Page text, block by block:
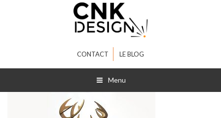
CONTACT LE BLOG
Menu